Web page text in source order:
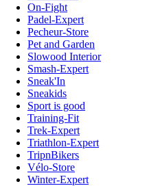
On-Fight
Padel-Expert
Pecheur-Store
Pet and Garden
Slowood Interior
Smash-Expert
Sneak'In
Sneakids
Sport is good
Training-Fit
Trek-Expert
Triathlon-Expert
TripnBikers
Vélo-Store
Winter-Expert